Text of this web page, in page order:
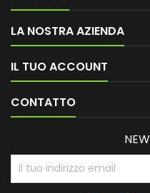
LA NOSTRA AZIENDA
IL TUO ACCOUNT
CONTATTO